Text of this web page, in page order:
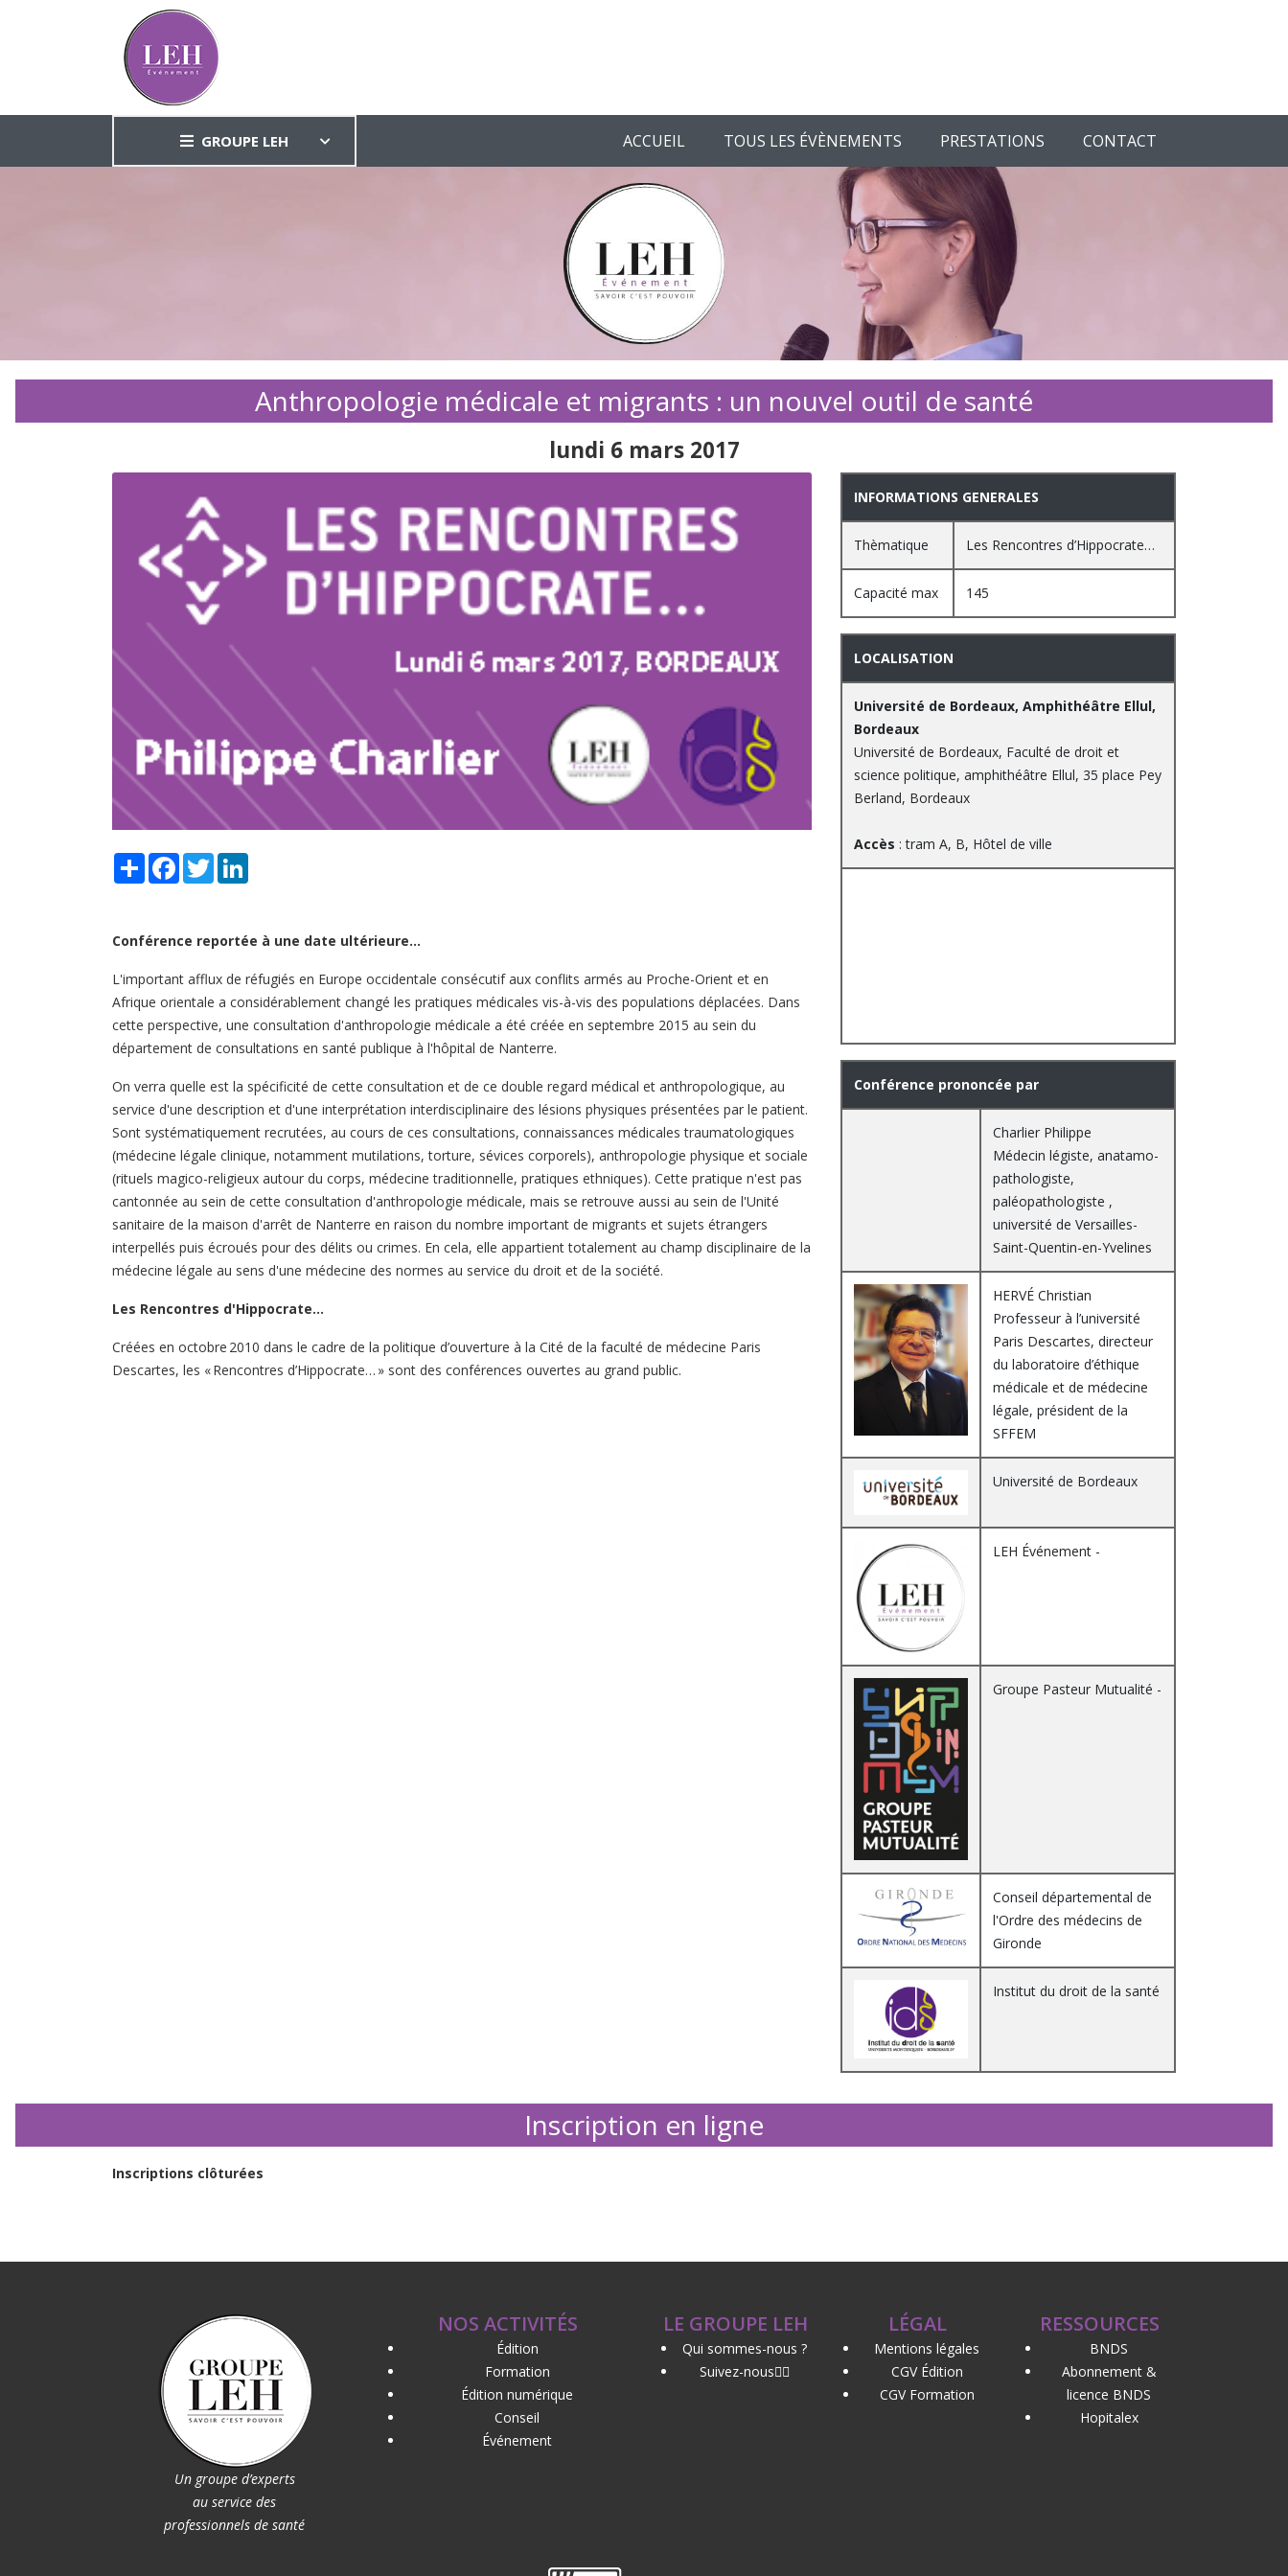
GROUPE LEH ACCUEIL TOUS LES ÉVÈNEMENTS PRESTATIONS CONTACT
Anthropologie médicale et migrants : un nouvel outil de santé
lundi 6 mars 2017
Share Facebook
Twitter
Conférence reportée à une date ultérieure…
L'important afflux de réfugiés en Europe occidentale consécutif aux conflits armés au Proche-Orient et en
Afrique orientale a considérablement changé les pratiques médicales vis-à-vis des populations déplacées. Dans
cette perspective, une consultation d'anthropologie médicale a été créée en septembre 2015 au sein du
département de consultations en santé publique à l'hôpital de Nanterre.
On verra quelle est la spécificité de cette consultation et de ce double regard médical et anthropologique, au
service d'une description et d'une interprétation interdisciplinaire des lésions physiques présentées par le patient.
Sont systématiquement recrutées, au cours de ces consultations, connaissances médicales traumatologiques
(médecine légale clinique, notamment mutilations, torture, sévices corporels), anthropologie physique et sociale
(rituels magico-religieux autour du corps, médecine traditionnelle, pratiques ethniques). Cette pratique n'est pas
cantonnée au sein de cette consultation d'anthropologie médicale, mais se retrouve aussi au sein de l'Unité
sanitaire de la maison d'arrêt de Nanterre en raison du nombre important de migrants et sujets étrangers
interpellés puis écroués pour des délits ou crimes. En cela, elle appartient totalement au champ disciplinaire de la
médecine légale au sens d'une médecine des normes au service du droit et de la société.
Les Rencontres d'Hippocrate…
Créées en octobre 2010 dans le cadre de la politique d’ouverture à la Cité de la faculté de médecine Paris
Descartes, les « Rencontres d’Hippocrate… » sont des conférences ouvertes au grand public.
INFORMATIONS GENERALES
Thèmatique Les Rencontres d’Hippocrate…
Capacité max 145
LOCALISATION
Université de Bordeaux, Amphithéâtre Ellul,
Bordeaux
Université de Bordeaux, Faculté de droit et
science politique, amphithéâtre Ellul, 35 place Pey
Berland, Bordeaux
Accès : tram A, B, Hôtel de ville
Conférence prononcée par
Charlier Philippe
Médecin légiste, anatamo-
pathologiste,
paléopathologiste ,
université de Versailles-
Saint-Quentin-en-Yvelines
HERVÉ Christian
Professeur à l’université
Paris Descartes, directeur
du laboratoire d’éthique
médicale et de médecine
légale, président de la
SFFEM
Université de Bordeaux
LEH Événement -
Groupe Pasteur Mutualité -
Conseil départemental de
l'Ordre des médecins de
Gironde
Institut du droit de la santé
Inscription en ligne
Inscriptions clôturées
Un groupe d’experts
au service des
professionnels de santé
NOS ACTIVITÉS
Édition
Formation
Édition numérique
Conseil
Événement
LE GROUPE LEH
Qui sommes-nous ?
Suivez-nous
LÉGAL
Mentions légales
CGV Édition
CGV Formation
RESSOURCES
BNDS
Abonnement &
licence BNDS
Hopitalex